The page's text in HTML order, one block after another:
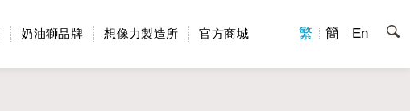
奶油獅品牌 想像力製造所 官方商城 繁 簡 En